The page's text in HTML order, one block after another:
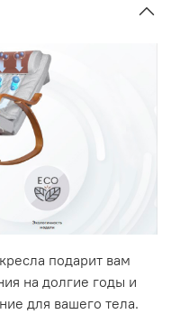
подарит вам
на долгие годы и
для вашего тела.